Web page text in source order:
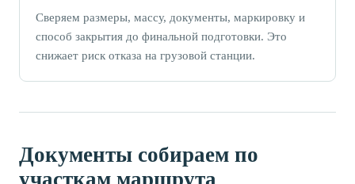
Сверяем размеры, массу, документы, маркировку и
способ закрытия до финальной подготовки. Это
снижает риск отказа на грузовой станции.
Документы собираем по
участкам маршрута